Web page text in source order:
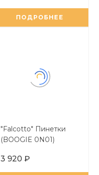
ПОДРОБНЕЕ
"Falcotto" Пинетки
(BOOGIE 0N01)
3 920 ₽